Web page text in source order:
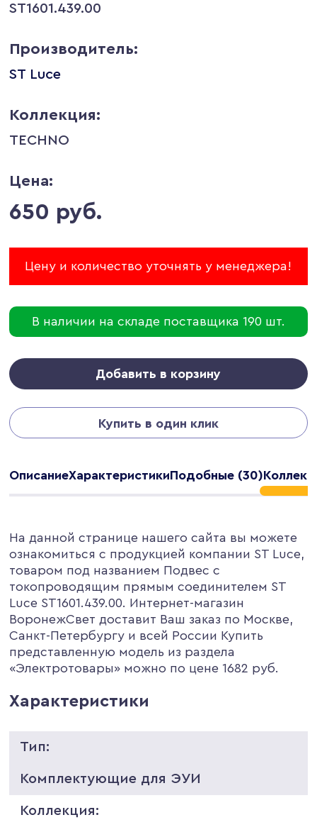
ST1601.439.00
Производитель:
ST Luce
Коллекция:
TECHNO
Цена:
650 руб.
Цену и количество уточнять у менеджера!
В наличии на складе поставщика 190 шт.
Добавить в корзину
Купить в один клик
ОписаниеХарактеристикиПодобные (30)
На данной странице нашего сайта вы можете
ознакомиться с продукцией компании ST Luce,
товаром под названием Подвес с
токопроводящим прямым соединителем ST
Luce ST1601.439.00. Интернет-магазин
ВоронежСвет доставит Ваш заказ по Москве,
Санкт-Петербургу и всей России Купить
представленную модель из раздела
«Электротовары» можно по цене 1682 руб.
Характеристики
Тип:
Комплектующие для ЭУИ
Коллекция: